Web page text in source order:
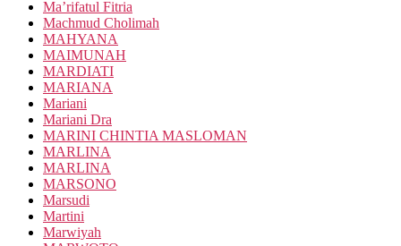
Ma’rifatul Fitria
Machmud Cholimah
MAHYANA
MAIMUNAH
MARDIATI
MARIANA
Mariani
Mariani Dra
MARINI CHINTIA MASLOMAN
MARLINA
MARLINA
MARSONO
Marsudi
Martini
Marwiyah